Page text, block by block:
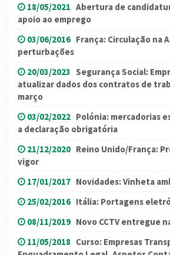
18/05/2021 Abertura de
apoio ao emprego
03/06/2016 França: Circulação na
perturbações
20/03/2023 Segurança Social:
atualizar dados dos contratos de
março
03/02/2022 Polónia: mercadorias
a declaração obrigatória
21/12/2020 Reino Unido/França:
vigor
17/01/2017 Novidades: Vinheta
25/02/2016 Itália: Portagens
08/11/2019 Novo CCTV entregue
11/05/2018 Curso: Empresas